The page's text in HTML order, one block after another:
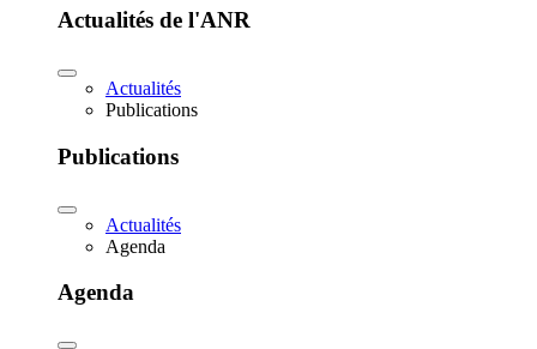
Actualités de l'ANR
Actualités
Publications
Publications
Actualités
Agenda
Agenda